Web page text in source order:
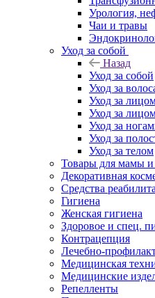
Урология,
Чаи и травы
Уход за собой
Назад
Уход за собой
Уход за
Уход за
Уход за
Уход за
Уход за
Уход за телом
Товары для мамы
Декоративная
Средства
Гигиена
Женская гигиена
Здоровое и спец.
Контрацепция
Лечебно-
Медицинская
Медицинские
Репелленты